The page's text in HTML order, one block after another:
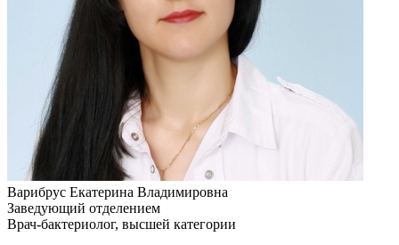
Варибрус Екатерина Владимировна
Заведующий отделением
Врач-бактериолог, высшей категории